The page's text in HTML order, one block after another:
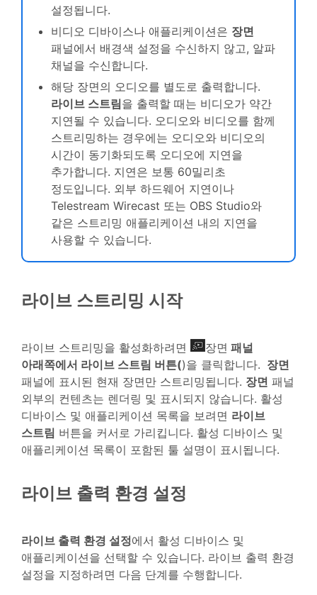
설정됩니다.
비디오 디바이스나 애플리케이션은 장면
패널에서 배경색 설정을 수신하지 않고, 알파
채널을 수신합니다.
해당 장면의 오디오를 별도로 출력합니다.
라이브 스트림을 출력할 때는 비디오가 약간
지연될 수 있습니다. 오디오와 비디오를 함께
스트리밍하는 경우에는 오디오와 비디오의
시간이 동기화되도록 오디오에 지연을
추가합니다. 지연은 보통 60밀리초
정도입니다. 외부 하드웨어 지연이나
Telestream Wirecast 또는 OBS Studio와
같은 스트리밍 애플리케이션 내의 지연을
사용할 수 있습니다.
라이브 스트리밍 시작
라이브 스트리밍을 활성화하려면 장면 패널
아래쪽에서 라이브 스트림 버튼()을 클릭합니다. 장면
패널에 표시된 현재 장면만 스트리밍됩니다. 장면 패널
외부의 컨텐츠는 렌더링 및 표시되지 않습니다. 활성
디바이스 및 애플리케이션 목록을 보려면 라이브
스트림 버튼을 커서로 가리킵니다. 활성 디바이스 및
애플리케이션 목록이 포함된 툴 설명이 표시됩니다.
라이브 출력 환경 설정
라이브 출력 환경 설정에서 활성 디바이스 및
애플리케이션을 선택할 수 있습니다. 라이브 출력 환경
설정을 지정하려면 다음 단계를 수행합니다.